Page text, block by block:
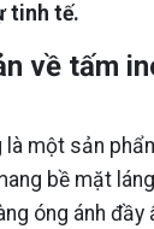
tinh tế.
về tấm
là một sản
bề mặt
óng ánh đầy